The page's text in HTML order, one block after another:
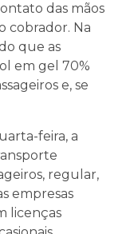
das mãos
cobrador. Na
que as
em gel 70%
e, se
feira, a
regular,
empresas
licenças